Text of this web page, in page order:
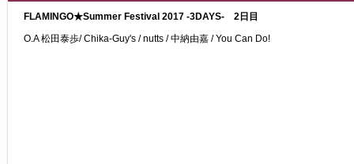
FLAMINGO★Summer Festival 2017 -3DAYS- 2日目
O.A 松田泰歩/ Chika-Guy's / nutts / 中納由嘉 / You Can Do!